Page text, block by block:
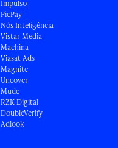
Impulso
PicPay
Nós Inteligência
Vistar Media
Machina
Viasat Ads
Magnite
Uncover
Mude
RZK Digital
DoubleVerify
Adlook